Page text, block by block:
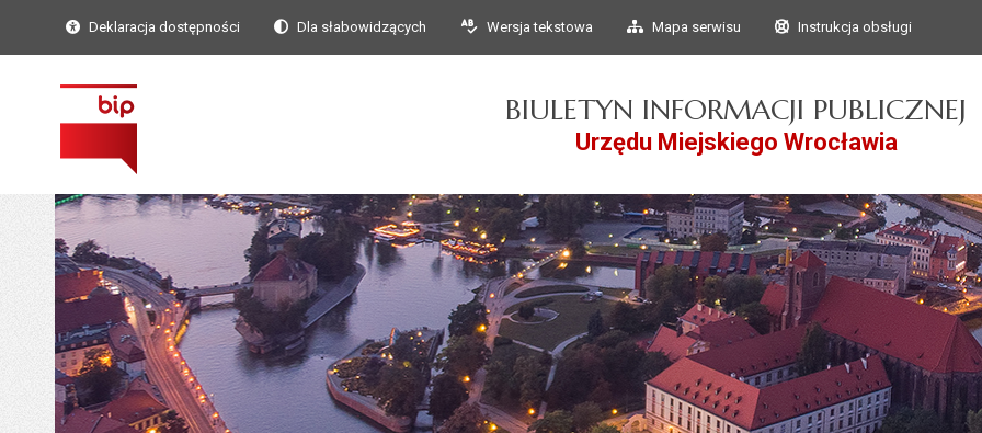
Przejdź do głównego
Przejdź do treści
Deklaracja dostępności Dla słabowidzących Wersja tekstowa Mapa serwisu Instrukcja obsługi
BIULETYN INFORMACJI PUBLICZNEJ
Urzędu Miejskiego Wrocławia